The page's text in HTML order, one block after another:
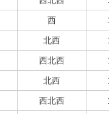
西
北西
西北西
北西
西北西